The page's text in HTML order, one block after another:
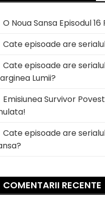
O Noua Sansa Episodul
Cate episoade are
Cate episoade are
Lumii?
Emisiunea Survivor
Cate episoade are
COMENTARII RECENTE